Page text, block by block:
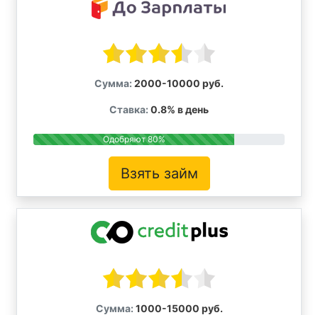
Сумма: 2000-10000 руб.
Ставка: 0.8% в день
Одобряют 80%
Взять займ
Сумма: 1000-15000 руб.